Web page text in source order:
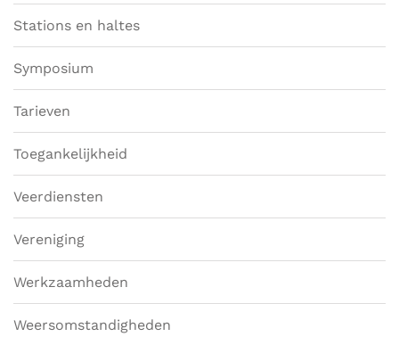
Stations en haltes
Symposium
Tarieven
Toegankelijkheid
Veerdiensten
Vereniging
Werkzaamheden
Weersomstandigheden